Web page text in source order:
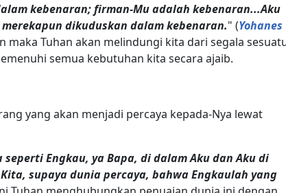
kebenaran; firman-Mu adalah kebenaran...Aku
dikuduskan dalam kebenaran." (Yohanes
maka Tuhan akan melindungi kita dari segala
semua kebutuhan kita secara ajaib.
yang akan menjadi percaya kepada-Nya lewat
Engkau, ya Bapa, di dalam Aku dan Aku di
supaya dunia percaya, bahwa Engkaulah yang